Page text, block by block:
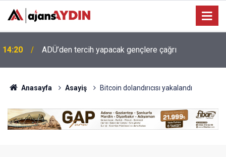
13:34 Koçarlı’ya 4,2 milyonluk içme suyu yatırımı
Anasayfa Asayiş Bitcoin dolandırıcısı yakalandı